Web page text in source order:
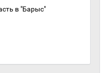
в "Барыс"